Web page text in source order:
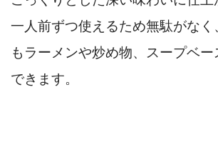
一人前ずつ使えるため無駄がなく
もラーメンや炒め物、スープベー
できます。